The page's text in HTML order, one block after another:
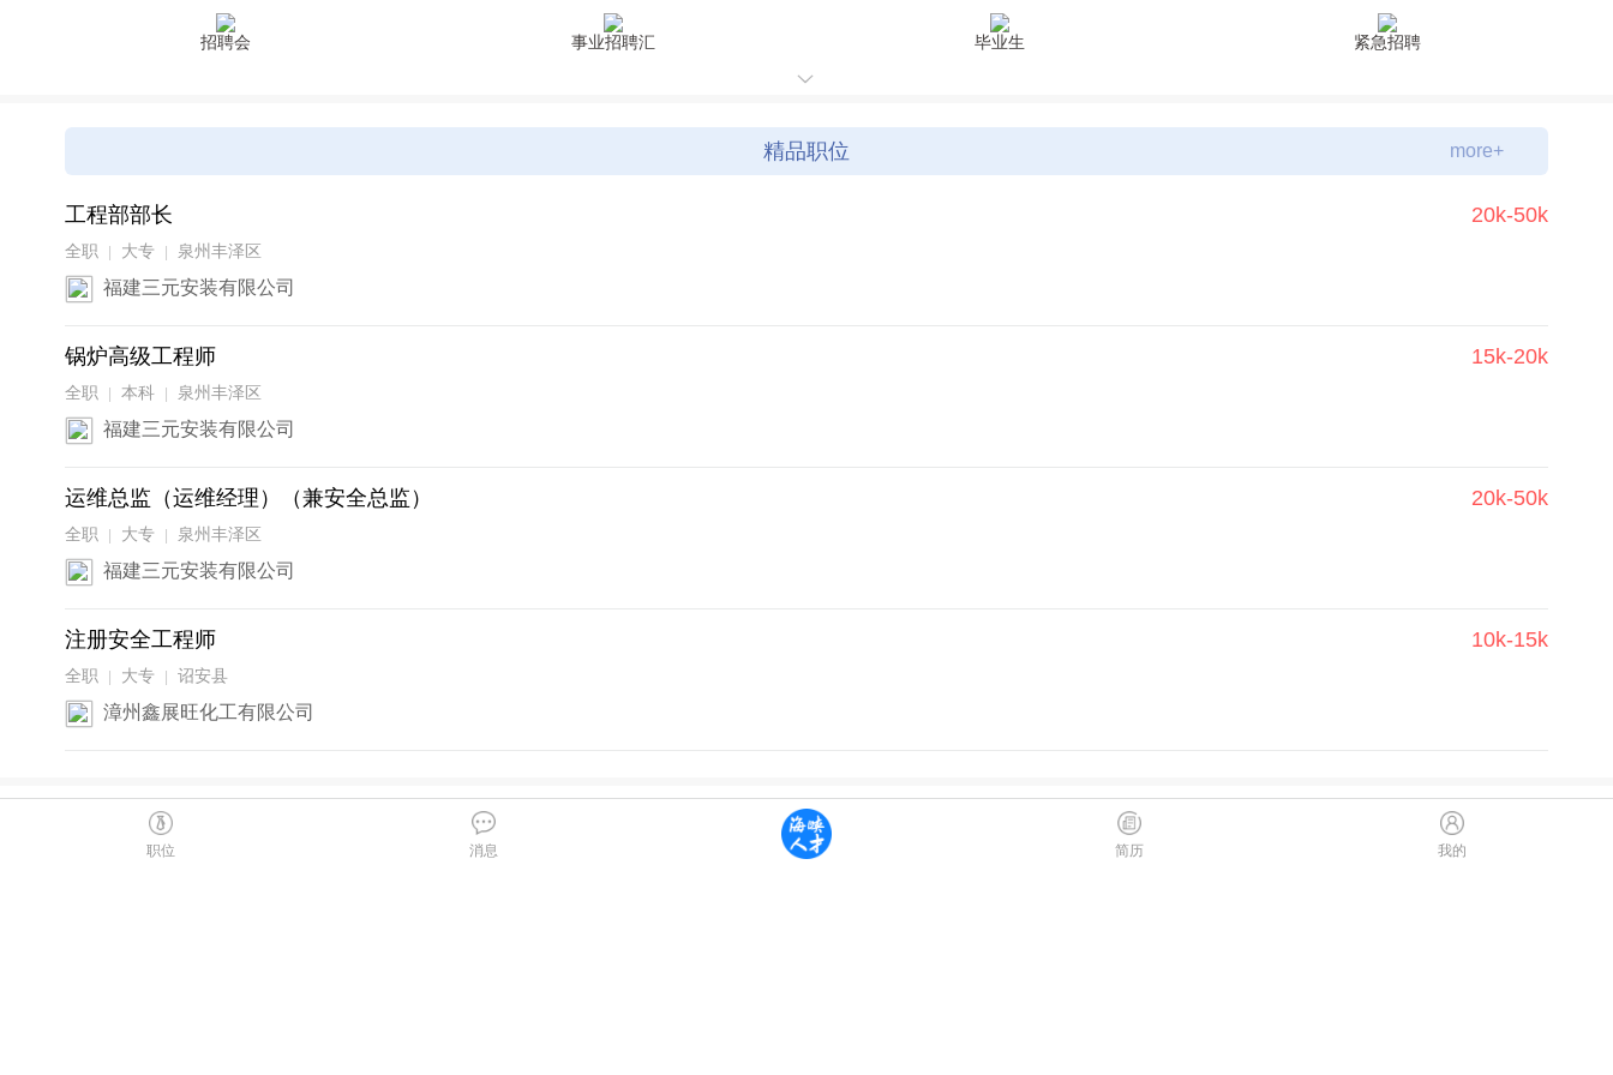
招聘会 事业招聘汇 毕业生 紧急招聘
精品职位 more+
工程部部长 20k-50k
全职 大专 泉州丰泽区
福建三元安装有限公司
锅炉高级工程师 15k-20k
全职 本科 泉州丰泽区
福建三元安装有限公司
运维总监（运维经理）（兼安全总监） 20k-50k
全职 大专 泉州丰泽区
福建三元安装有限公司
注册安全工程师 10k-15k
全职 大专 诏安县
漳州鑫展旺化工有限公司
职位 消息 简历 我的